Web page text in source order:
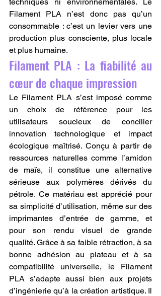
Filament PLA n’est donc pas qu’un
consommable : c’est un levier vers une
production plus consciente, plus locale
et plus humaine.
Filament PLA : La fiabilité au
cœur de chaque impression
Le Filament PLA s’est imposé comme
un choix de référence pour les
utilisateurs soucieux de concilier
innovation technologique et impact
écologique maîtrisé. Conçu à partir de
ressources naturelles comme l’amidon
de maïs, il constitue une alternative
sérieuse aux polymères dérivés du
pétrole. Ce matériau est apprécié pour
sa simplicité d’utilisation, même sur des
imprimantes d’entrée de gamme, et
pour son rendu visuel de grande
qualité. Grâce à sa faible rétraction, à sa
bonne adhésion au plateau et à sa
compatibilité universelle, le Filament
PLA s’adapte aussi bien aux projets
d’ingénierie qu’à la création artistique. Il